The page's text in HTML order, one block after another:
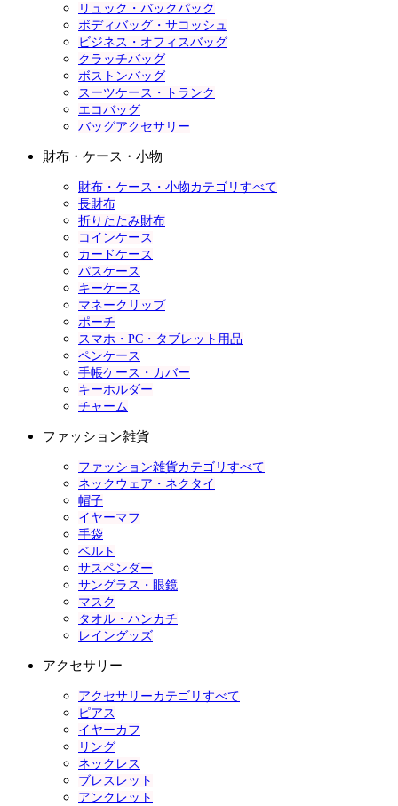
リュック・バックパック
ボディバッグ・サコッシュ
ビジネス・オフィスバッグ
クラッチバッグ
ボストンバッグ
スーツケース・トランク
エコバッグ
バッグアクセサリー
財布・ケース・小物
財布・ケース・小物カテゴリすべて
長財布
折りたたみ財布
コインケース
カードケース
パスケース
キーケース
マネークリップ
ポーチ
スマホ・PC・タブレット用品
ペンケース
手帳ケース・カバー
キーホルダー
チャーム
ファッション雑貨
ファッション雑貨カテゴリすべて
ネックウェア・ネクタイ
帽子
イヤーマフ
手袋
ベルト
サスペンダー
サングラス・眼鏡
マスク
タオル・ハンカチ
レイングッズ
アクセサリー
アクセサリーカテゴリすべて
ピアス
イヤーカフ
リング
ネックレス
ブレスレット
アンクレット